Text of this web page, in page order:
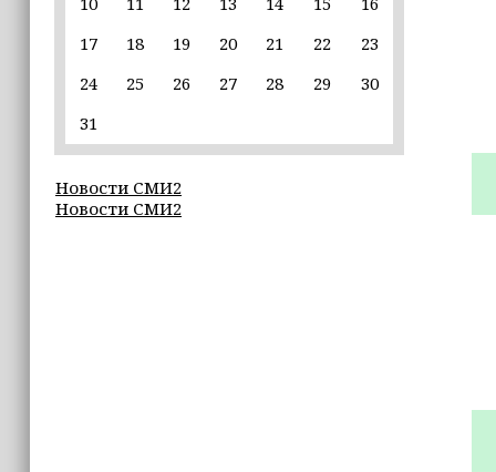
Силы ПВО сбили 75 БПЛА над
сутки
20:09
19:37
17
18 19 20 21 22
23
24
25 26 27 28 29
30
31
Новости СМИ2
Новости СМИ2